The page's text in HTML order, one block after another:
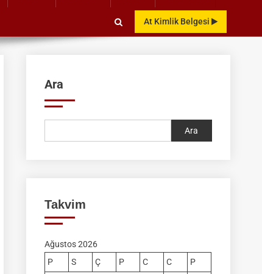
At Kimlik Belgesi
Ara
Ara
Takvim
Ağustos 2026
P
S Ç P C C
P